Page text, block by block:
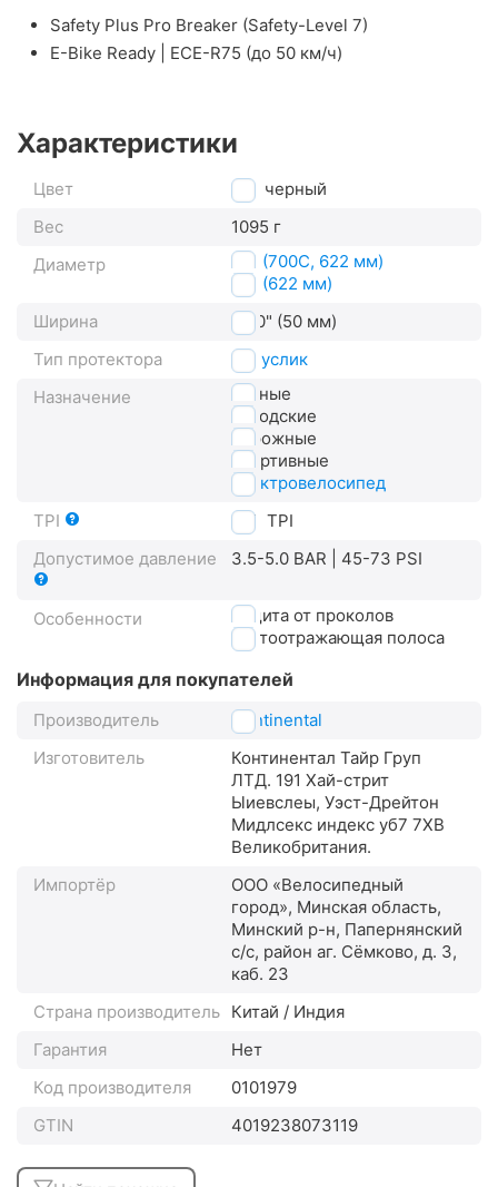
Safety Plus Pro Breaker (Safety-Level 7)
E-Bike Ready | ECE-R75 (до 50 км/ч)
Характеристики
Цвет
черный
Вес
1095 г
Диаметр
28" (700C, 622 мм)
29" (622 мм)
Ширина
2.00" (50 мм)
Тип протектора
полуслик
Назначение
горные
городские
дорожные
спортивные
электровелосипед
TPI
180 TPI
Допустимое давление
3.5-5.0 BAR | 45-73 PSI
Особенности
защита от проколов
светоотражающая полоса
Информация для покупателей
Производитель
Continental
Изготовитель
Континентал Тайр Груп
ЛТД. 191 Хай-стрит
Ыиевслеы, Уэст-Дрейтон
Мидлсекс индекс уб7 7XВ
Великобритания.
Импортёр
ООО «Велосипедный
город», Минская область,
Минский р-н, Папернянский
с/с, район аг. Сёмково, д. 3,
каб. 23
Страна производитель Китай / Индия
Гарантия
Нет
Код производителя
0101979
GTIN
4019238073119